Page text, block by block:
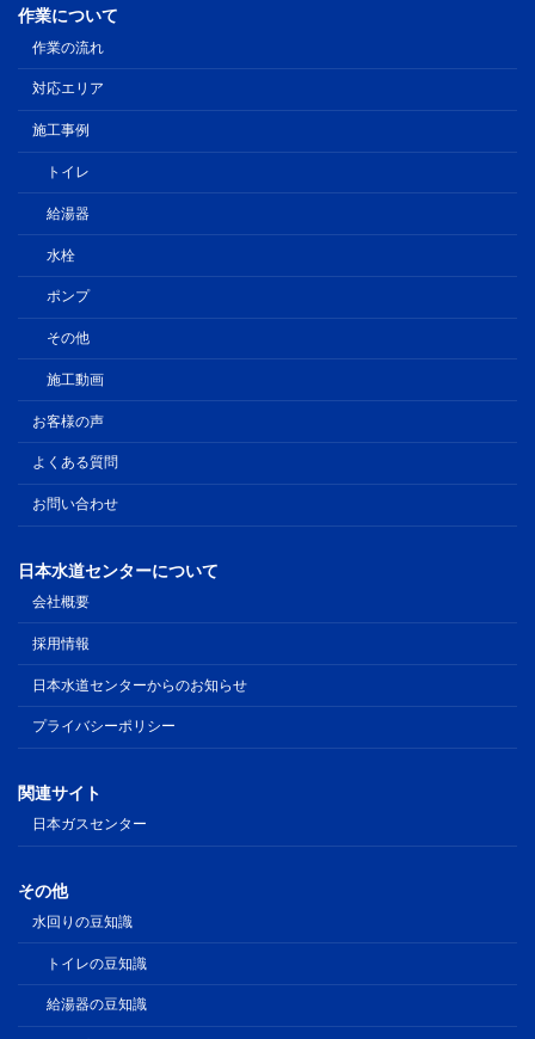
作業について
作業の流れ
対応エリア
施工事例
トイレ
給湯器
水栓
ポンプ
その他
施工動画
お客様の声
よくある質問
お問い合わせ
日本水道センターについて
会社概要
採用情報
日本水道センターからのお知らせ
プライバシーポリシー
関連サイト
日本ガスセンター
その他
水回りの豆知識
トイレの豆知識
給湯器の豆知識